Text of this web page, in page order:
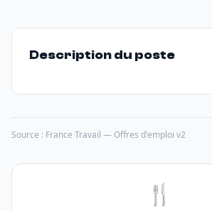
Description du poste
Source : France Travail — Offres d'emploi v2
🍴